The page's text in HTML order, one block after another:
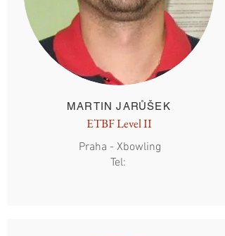
MARTIN JARŮŠEK
ETBF Level II
Praha - Xbowling
Tel: